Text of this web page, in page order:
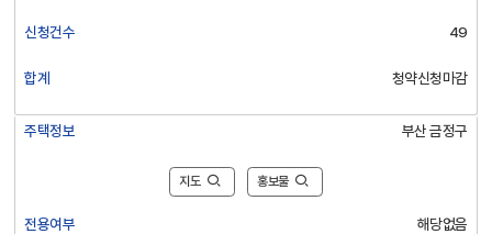
신청건수 49
합계 청약신청마감
주택정보 부산 금정구
지도 홍보물
전용여부 해당없음